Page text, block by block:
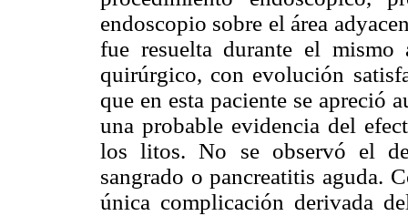
endoscopio sobre el área
fue resuelta durante el
quirúrgico, con evolución
que en esta paciente se apreció
una probable evidencia del
los litos. No se observó el
sangrado o pancreatitis aguda.
única complicación derivada